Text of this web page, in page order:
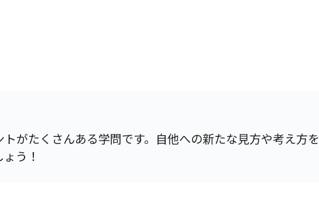
がたくさんある学問です。自他への新たな見方や考え方を
う！